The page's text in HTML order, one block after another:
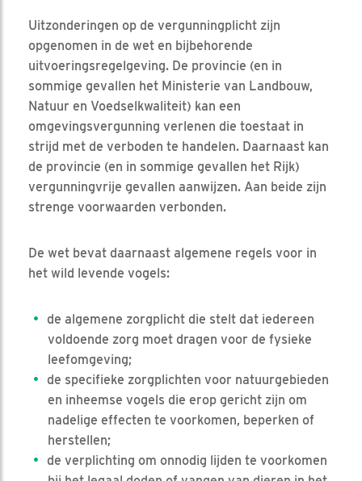
Uitzonderingen op de vergunningplicht zijn
opgenomen in de wet en bijbehorende
uitvoeringsregelgeving. De provincie (en in
sommige gevallen het Ministerie van Landbouw,
Natuur en Voedselkwaliteit) kan een
omgevingsvergunning verlenen die toestaat in
strijd met de verboden te handelen. Daarnaast kan
de provincie (en in sommige gevallen het Rijk)
vergunningvrije gevallen aanwijzen. Aan beide zijn
strenge voorwaarden verbonden.
De wet bevat daarnaast algemene regels voor in
het wild levende vogels:
de algemene zorgplicht die stelt dat iedereen
voldoende zorg moet dragen voor de fysieke
leefomgeving;
de specifieke zorgplichten voor natuurgebieden
en inheemse vogels die erop gericht zijn om
nadelige effecten te voorkomen, beperken of
herstellen;
de verplichting om onnodig lijden te voorkomen